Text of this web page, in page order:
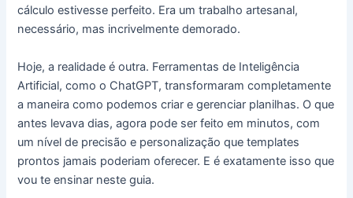
cálculo estivesse perfeito. Era um trabalho artesanal,
necessário, mas incrivelmente demorado.
Hoje, a realidade é outra. Ferramentas de Inteligência
Artificial, como o ChatGPT, transformaram completamente
a maneira como podemos criar e gerenciar planilhas. O que
antes levava dias, agora pode ser feito em minutos, com
um nível de precisão e personalização que templates
prontos jamais poderiam oferecer. E é exatamente isso que
vou te ensinar neste guia.